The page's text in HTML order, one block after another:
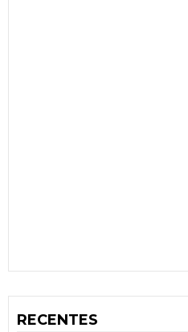
RECENTES